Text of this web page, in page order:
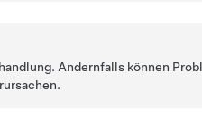
Andernfalls können